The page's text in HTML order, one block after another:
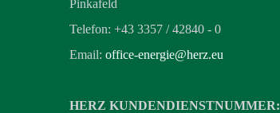
Pinkafeld
Telefon: +43 3357 / 42840 - 0
Email: office-energie@herz.eu
HERZ KUNDENDIENSTNUMMER: